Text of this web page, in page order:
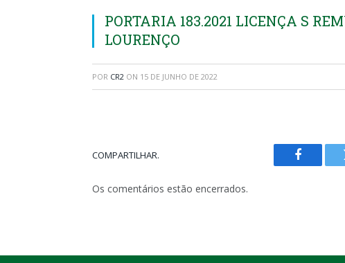
PORTARIA 183.2021 LICENÇA S
LOURENÇO
POR CR2 ON 15 DE JUNHO DE 2022
COMPARTILHAR.
Facebook
Os comentários estão encerrados.